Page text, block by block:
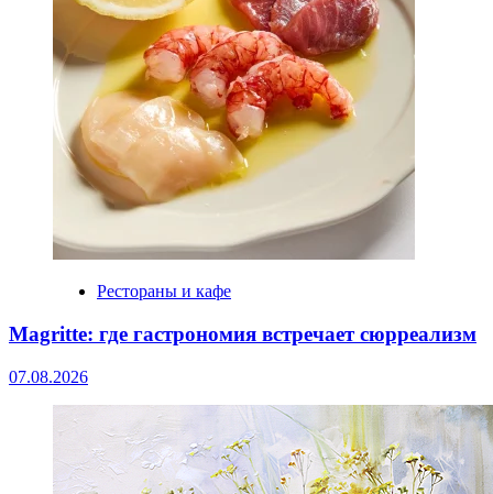
Рестораны и кафе
Magritte: где гастрономия встречает сюрреализм
07.08.2026